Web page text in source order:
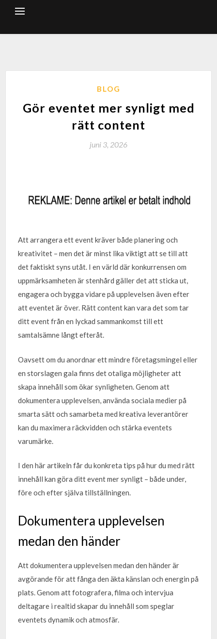
BLOG
Gör eventet mer synligt med
rätt content
juni 3, 2026
Att arrangera ett event kräver både planering och
kreativitet – men det är minst lika viktigt att se till att
det faktiskt syns utåt. I en värld där konkurrensen om
uppmärksamheten är stenhård gäller det att sticka ut,
engagera och bygga vidare på upplevelsen även efter
att eventet är över. Rätt content kan vara det som tar
ditt event från en lyckad sammankomst till ett
samtalsämne långt efteråt.
Oavsett om du anordnar ett mindre företagsmingel eller
en storslagen gala finns det otaliga möjligheter att
skapa innehåll som ökar synligheten. Genom att
dokumentera upplevelsen, använda sociala medier på
smarta sätt och samarbeta med kreativa leverantörer
kan du maximera räckvidden och stärka eventets
varumärke.
I den här artikeln får du konkreta tips på hur du med rätt
innehåll kan göra ditt event mer synligt – både under,
före och efter själva tillställningen.
Dokumentera upplevelsen
medan den händer
Att dokumentera upplevelsen medan den händer är
avgörande för att fånga den äkta känslan och energin på
plats. Genom att fotografera, filma och intervjua
deltagare i realtid skapar du innehåll som speglar
eventets dynamik och atmosfär.